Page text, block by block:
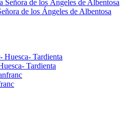
de los Ángeles de Albentosa
Tardienta